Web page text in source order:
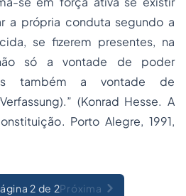
a própria conduta segundo a
se fizerem presentes, na
só a vontade de poder
também a vontade de
(Konrad Hesse. A
Porto Alegre, 1991,
2 de 2Próxima